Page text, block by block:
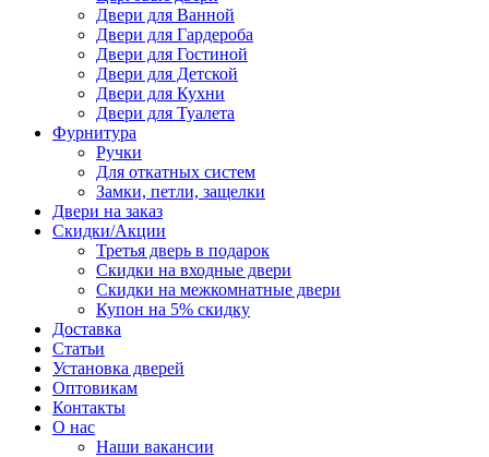
Двери для Ванной
Двери для Гардероба
Двери для Гостиной
Двери для Детской
Двери для Кухни
Двери для Туалета
Фурнитура
Ручки
Для откатных систем
Замки, петли, защелки
Двери на заказ
Скидки/Акции
Третья дверь в подарок
Скидки на входные двери
Скидки на межкомнатные двери
Купон на 5% скидку
Доставка
Статьи
Установка дверей
Оптовикам
Контакты
О нас
Наши вакансии